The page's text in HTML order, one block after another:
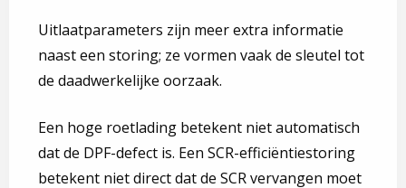
Uitlaatparameters zijn meer extra informatie
naast een storing; ze vormen vaak de sleutel tot
de daadwerkelijke oorzaak.
Een hoge roetlading betekent niet automatisch
dat de DPF-defect is. Een SCR-efficiëntiestoring
betekent niet direct dat de SCR vervangen moet